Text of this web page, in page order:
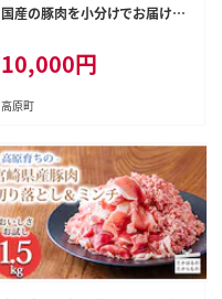
国産の豚肉を小分けでお届け
人暮らし 独り暮らし 日本産] TF
0553-P00020
10,000円
高原町